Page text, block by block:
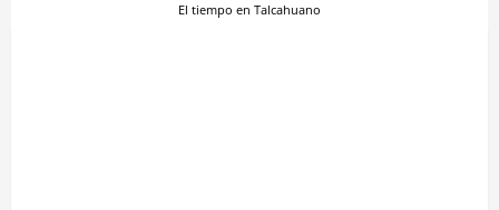
El tiempo en Talcahuano